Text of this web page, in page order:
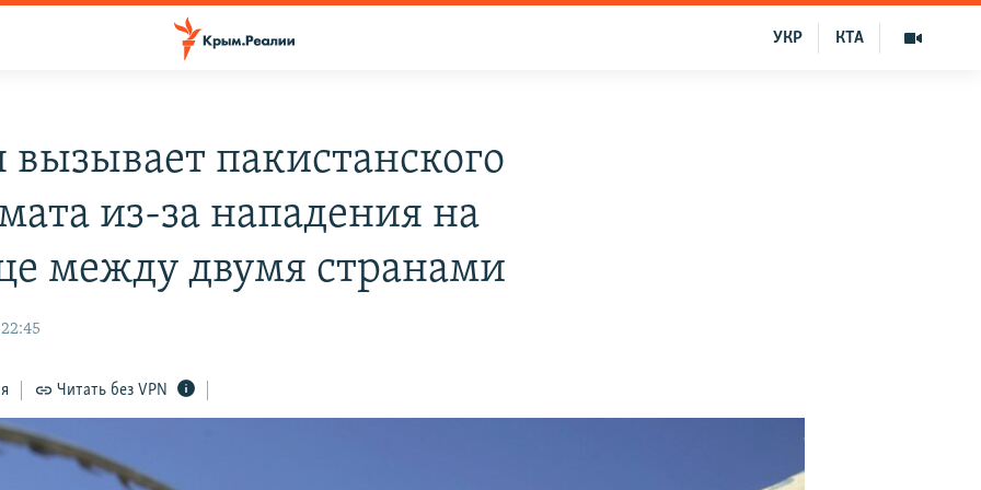
КТА
УКР
пакистанского
из-за нападения на
между двумя странами
Читать без VPN